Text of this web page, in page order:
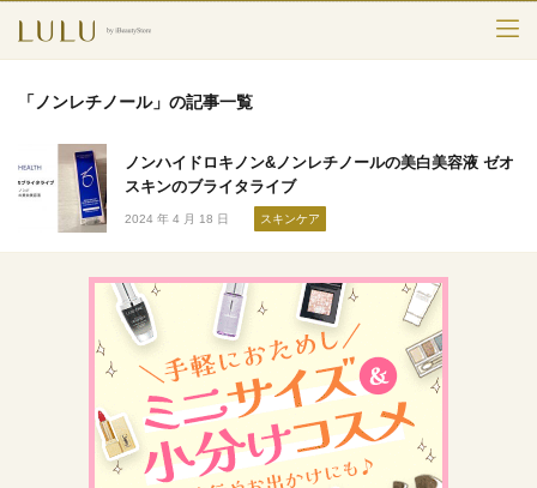
スキンケア
メークアップ
エイジングケア
フレグランス
ボディ＆ヘア
ライフスタイル
「ノンレチノール」の記事一覧
ノンハイドロキノン&ノンレチノールの美白美容液 ゼオ
スキンのブライタライブ
2024 年 4 月 18 日 スキンケア